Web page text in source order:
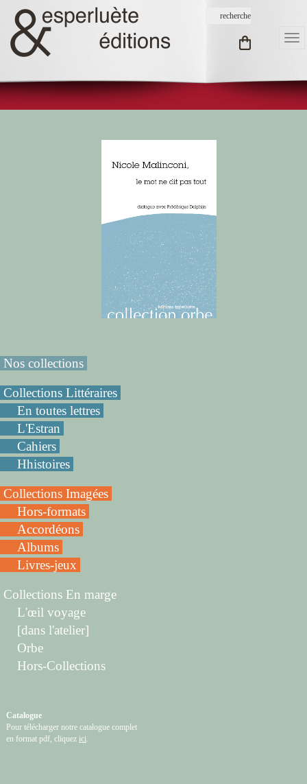
Nos collections
Collections Littéraires
En toutes lettres
L'Estran
Cahiers
Hhistoires
Collections Imagées
Hors-formats
Accordéons
Albums
Livres-jeux
Collections En marge
L'œil voyage
[dans l'atelier]
Orbe
Hors-Collections
Catalogue
Pour télécharger notre catalogue complet
en format pdf, cliquez ici